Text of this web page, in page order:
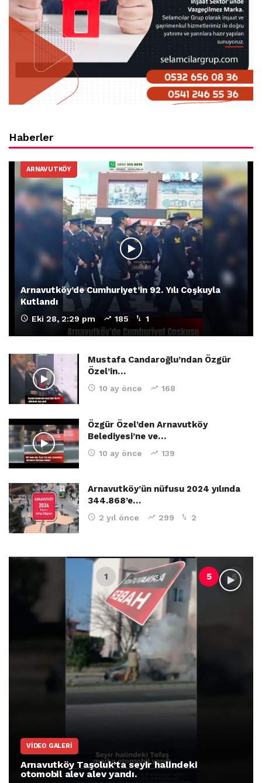
Haberler
ARNAVUTKÖY
Arnavutköy’de Cumhuriyet’in 92. Yılı Coşkuyla
Kutlandı
Eki 28, 2:29 pm 185 1
Mustafa Candaroğlu’ndan Özgür
Özel’in…
10 ay önce 168
Özgür Özel’den Arnavutköy
Belediyesi’ne ve…
10 ay önce 139
Arnavutköy’ün nüfusu 2024 yılında
344.868’e…
2 yıl önce 299 2
VIDEO GALERI
Arnavutköy Taşoluk’ta seyir halindeki
otomobil alev alev yandı.